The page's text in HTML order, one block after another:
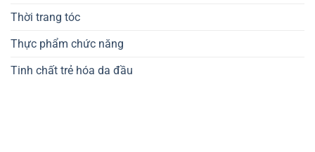
Thời trang tóc
Thực phẩm chức năng
Tinh chất trẻ hóa da đầu